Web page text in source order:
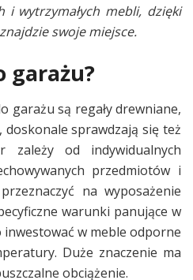
i wytrzymałych mebli, dzięki
swoje miejsce.
garażu?
garażu są regały drewniane,
sprawdzają się też
zależy od indywidualnych
przedmiotów i
na wyposażenie
warunki panujące w
w meble odporne
Duże znaczenie ma
obciążenie.